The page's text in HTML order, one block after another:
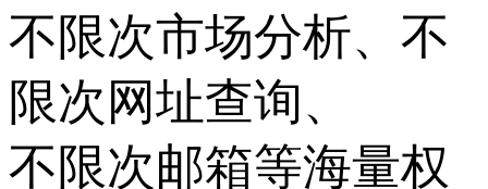
不限次市场分析、 不
限次 网址查询、
不限次邮箱等海量权